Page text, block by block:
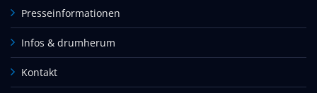
Presseinformationen
Infos & drumherum
Kontakt